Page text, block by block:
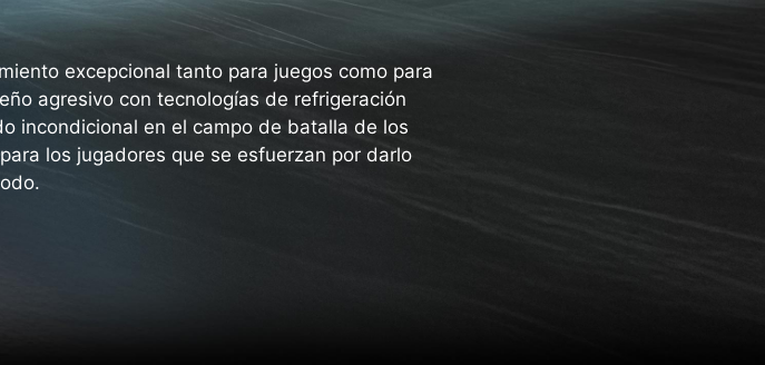
excepcional tanto para juegos como para
agresivo con tecnologías de refrigeración
incondicional en el campo de batalla de los
los jugadores que se esfuerzan por darlo